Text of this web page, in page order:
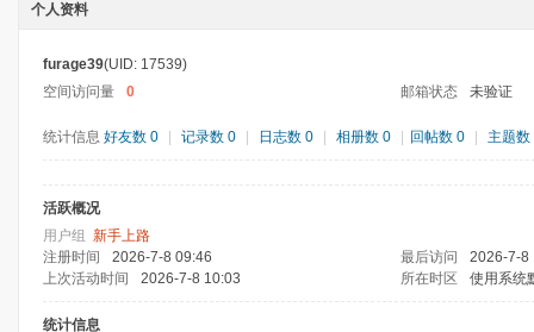
个人资料
furage39(UID: 17539)
空间访问量
0 邮箱状态 未验证
统计信息 好友数 0 记录数 0 日志数 0 相册数 0 回帖数 0 主题数
活跃概况
用户组 新手上路
注册时间
2026-7-8 09:46 最后访问
2026-7-8
上次活动时间
2026-7-8 10:03 所在时区 使用系统
统计信息